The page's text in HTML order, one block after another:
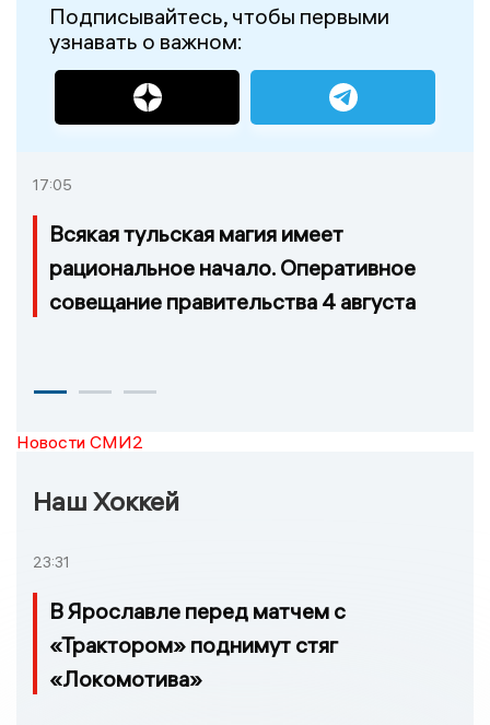
Подписывайтесь, чтобы первыми
узнавать о важном:
17:05
Всякая тульская магия имеет
рациональное начало. Оперативное
совещание правительства 4 августа
Новости СМИ2
Наш Хоккей
23:31
В Ярославле перед матчем с
«Трактором» поднимут стяг
«Локомотива»